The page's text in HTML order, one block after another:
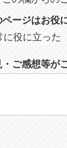
ページはお役
に役に立った
・ご感想等が